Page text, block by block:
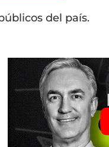
del país.